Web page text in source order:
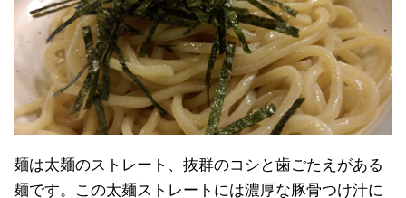
麺は太麺のストレート、抜群のコシと歯ごたえがある
麺です。この太麺ストレートには濃厚な豚骨つけ汁に